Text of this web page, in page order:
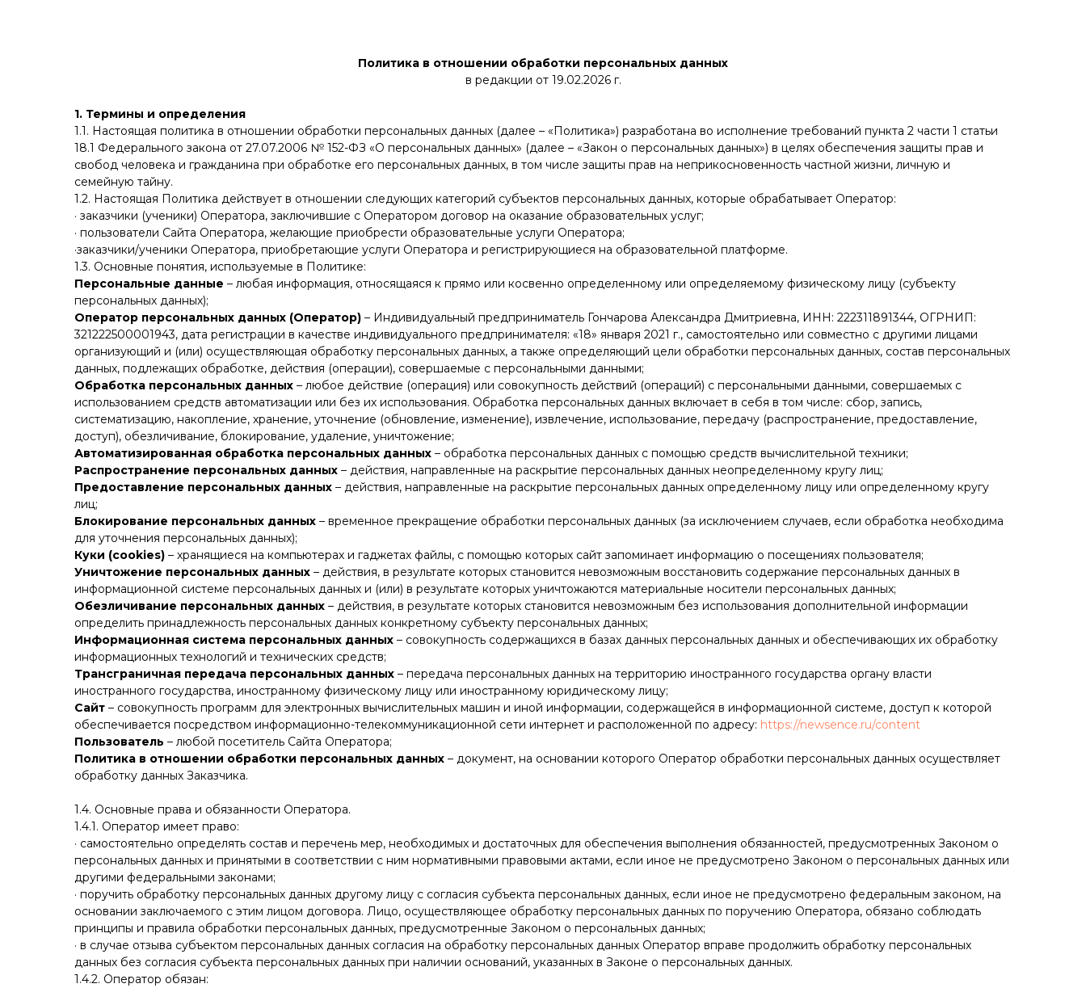
Политика в отношении обработки персональных данных
в редакции от 19.02.2026 г.
1. Термины и определения
1.1. Настоящая политика в отношении обработки персональных данных (далее – «Политика») разработана во исполнение требований пункта 2 части 1 статьи
18.1 Федерального закона от 27.07.2006 № 152-ФЗ «О персональных данных» (далее – «Закон о персональных данных») в целях обеспечения защиты прав и
свобод человека и гражданина при обработке его персональных данных, в том числе защиты прав на неприкосновенность частной жизни, личную и
семейную тайну.
1.2. Настоящая Политика действует в отношении следующих категорий субъектов персональных данных, которые обрабатывает Оператор:
· заказчики (ученики) Оператора, заключившие с Оператором договор на оказание образовательных услуг;
· пользователи Сайта Оператора, желающие приобрести образовательные услуги Оператора;
·заказчики/ученики Оператора, приобретающие услуги Оператора и регистрирующиеся на образовательной платформе.
1.3. Основные понятия, используемые в Политике:
Персональные данные – любая информация, относящаяся к прямо или косвенно определенному или определяемому физическому лицу (субъекту
персональных данных);
Оператор персональных данных (Оператор) – Индивидуальный предприниматель Гончарова Александра Дмитриевна, ИНН: 222311891344, ОГРНИП:
321222500001943, дата регистрации в качестве индивидуального предпринимателя: «18» января 2021 г., самостоятельно или совместно с другими лицами
организующий и (или) осуществляющая обработку персональных данных, а также определяющий цели обработки персональных данных, состав персональных
данных, подлежащих обработке, действия (операции), совершаемые с персональными данными;
Обработка персональных данных – любое действие (операция) или совокупность действий (операций) с персональными данными, совершаемых с
использованием средств автоматизации или без их использования. Обработка персональных данных включает в себя в том числе: сбор, запись,
систематизацию, накопление, хранение, уточнение (обновление, изменение), извлечение, использование, передачу (распространение, предоставление,
доступ), обезличивание, блокирование, удаление, уничтожение;
Автоматизированная обработка персональных данных – обработка персональных данных с помощью средств вычислительной техники;
Распространение персональных данных – действия, направленные на раскрытие персональных данных неопределенному кругу лиц;
Предоставление персональных данных – действия, направленные на раскрытие персональных данных определенному лицу или определенному кругу
лиц;
Блокирование персональных данных – временное прекращение обработки персональных данных (за исключением случаев, если обработка необходима
для уточнения персональных данных);
Куки (cookies) – хранящиеся на компьютерах и гаджетах файлы, с помощью которых сайт запоминает информацию о посещениях пользователя;
Уничтожение персональных данных – действия, в результате которых становится невозможным восстановить содержание персональных данных в
информационной системе персональных данных и (или) в результате которых уничтожаются материальные носители персональных данных;
Обезличивание персональных данных – действия, в результате которых становится невозможным без использования дополнительной информации
определить принадлежность персональных данных конкретному субъекту персональных данных;
Информационная система персональных данных – совокупность содержащихся в базах данных персональных данных и обеспечивающих их обработку
информационных технологий и технических средств;
Трансграничная передача персональных данных – передача персональных данных на территорию иностранного государства органу власти
иностранного государства, иностранному физическому лицу или иностранному юридическому лицу;
Сайт – совокупность программ для электронных вычислительных машин и иной информации, содержащейся в информационной системе, доступ к которой
обеспечивается посредством информационно-телекоммуникационной сети интернет и расположенной по адресу: https://newsence.ru/content
Пользователь – любой посетитель Сайта Оператора;
Политика в отношении обработки персональных данных – документ, на основании которого Оператор обработки персональных данных осуществляет
обработку данных Заказчика.
1.4. Основные права и обязанности Оператора.
1.4.1. Оператор имеет право:
· самостоятельно определять состав и перечень мер, необходимых и достаточных для обеспечения выполнения обязанностей, предусмотренных Законом о
персональных данных и принятыми в соответствии с ним нормативными правовыми актами, если иное не предусмотрено Законом о персональных данных или
другими федеральными законами;
· поручить обработку персональных данных другому лицу с согласия субъекта персональных данных, если иное не предусмотрено федеральным законом, на
основании заключаемого с этим лицом договора. Лицо, осуществляющее обработку персональных данных по поручению Оператора, обязано соблюдать
принципы и правила обработки персональных данных, предусмотренные Законом о персональных данных;
· в случае отзыва субъектом персональных данных согласия на обработку персональных данных Оператор вправе продолжить обработку персональных
данных без согласия субъекта персональных данных при наличии оснований, указанных в Законе о персональных данных.
1.4.2. Оператор обязан: